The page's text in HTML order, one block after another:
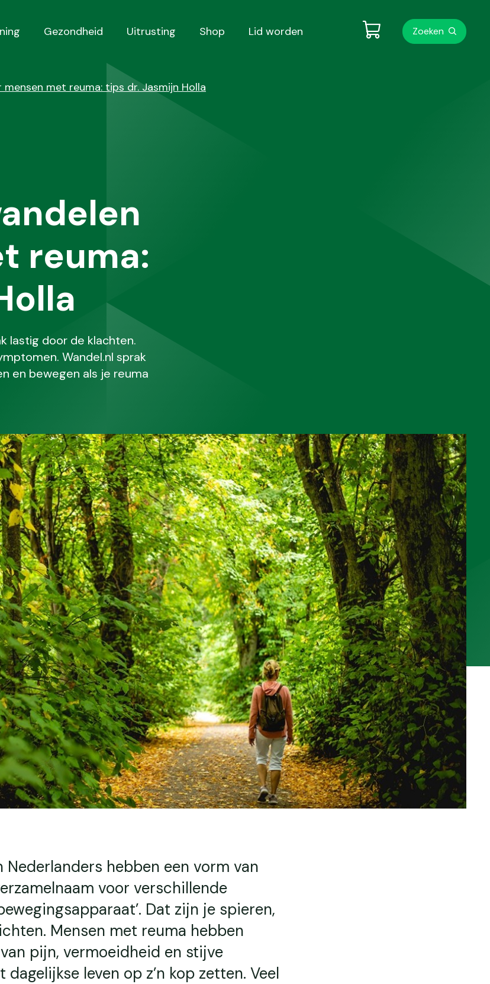
Gezondheid Uitrusting Shop Lid worden Zoeken
met reuma: tips dr. Jasmijn Holla
reuma:
lastig door de klachten.
Wandel.nl sprak
en bewegen als je reuma
hebben een vorm van
voor verschillende
Dat zijn je spieren,
Mensen met reuma hebben
pijn, vermoeidheid en stijve
leven op z’n kop zetten. Veel